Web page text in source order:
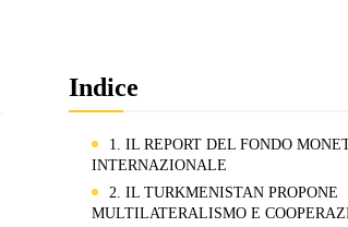
Indice
1. IL REPORT DEL FONDO
INTERNAZIONALE
2. IL TURKMENISTAN PROPONE
MULTILATERALISMO E